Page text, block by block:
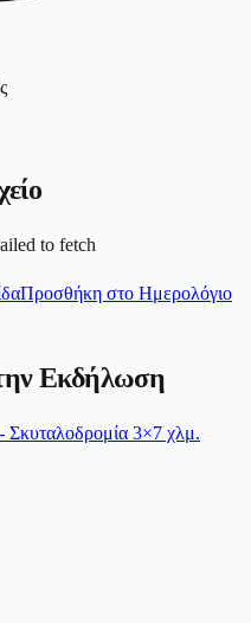
to fetch
Προσθήκη στο Ημερολόγιο
Εκδήλωση
Σκυταλοδρομία 3×7 χλμ.